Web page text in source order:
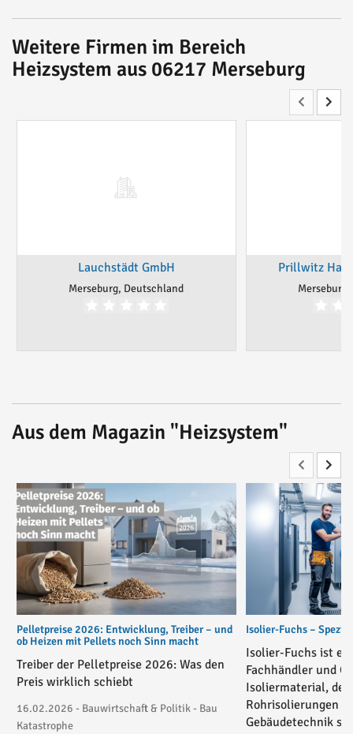
Weitere Firmen im Bereich
Heizsystem aus 06217 Merseburg
Lauchstädt GmbH
Merseburg, Deutschland
Prillwitz
Aus dem Magazin "Heizsystem"
Pelletpreise 2026: Entwicklung, Treiber – und
ob Heizen mit Pellets noch Sinn macht
Treiber der Pelletpreise 2026: Was den
Preis wirklich schiebt
16.02.2026 - Bauwirtschaft & Politik - Bau
Katastrophe
Isolier-Fuchs –
Isolier-Fuchs ist
Fachhändler und
Isoliermaterial, der
Rohrisolierungen
Gebäudetechnik